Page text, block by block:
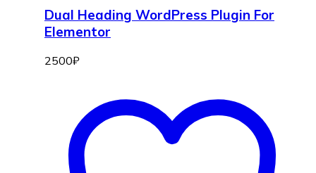
Dual Heading WordPress Plugin For
Elementor
2500₽